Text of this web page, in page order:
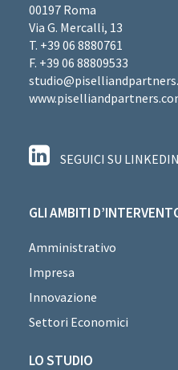
00197 Roma
Via G. Mercalli, 13
T. +39 06 8880761
F. +39 06 88809533
SEGUICI SU LINKEDIN
GLI AMBITI
Amministrativo
Impresa
Innovazione
Settori Economici
LO STUDIO